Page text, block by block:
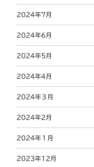
2024年7月
2024年6月
2024年5月
2024年4月
2024年３月
2024年2月
2024年１月
2023年12月